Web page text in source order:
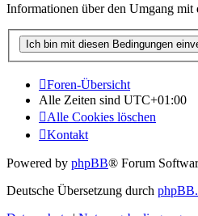
Informationen über den Umgang mit
Foren-Übersicht
Alle Zeiten sind UTC+01:00
Alle Cookies löschen
Kontakt
Powered by phpBB® Forum
Deutsche Übersetzung durch